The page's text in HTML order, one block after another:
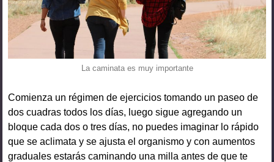
La caminata es muy importante
Comienza un régimen de ejercicios tomando un paseo de
dos cuadras todos los días, luego sigue agregando un
bloque cada dos o tres días, no puedes imaginar lo rápido
que se aclimata y se ajusta el organismo y con aumentos
graduales estarás caminando una milla antes de que te